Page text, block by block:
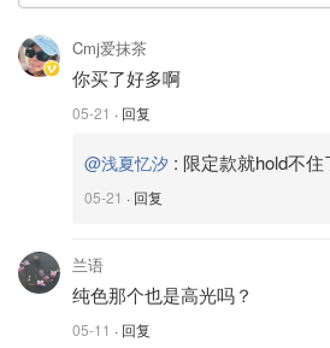
Cmj爱抹茶
你买了好多啊
05-21 · 回复
@浅夏忆汐 : 限定款就hold不住
05-21 · 回复
兰语
纯色那个也是高光吗？
05-11 · 回复